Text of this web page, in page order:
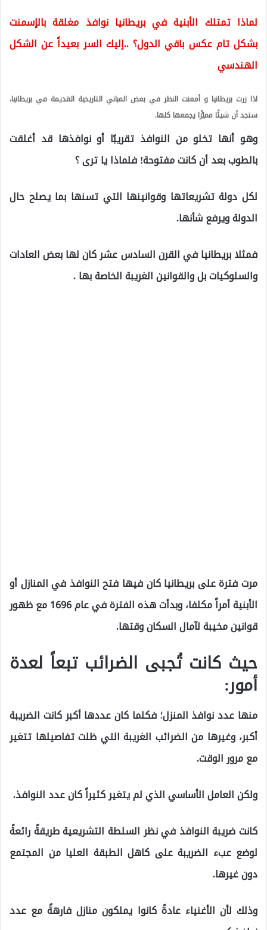
لماذا تمتلك الأبنية في بريطانيا نوافذ مغلقة بالإسمنت
بشكل تام عكس باقي الدول؟ ..إليك السر بعيداً عن الشكل
الهندسي
اذا زرت بريطانيا و أمعنت النظر في بعض المباني التاريخية القديمة في بريطانيا،
ستجد أن شيئًا مميّزًا يجمعها كلها.
وهو أنها تخلو من النوافذ تقريبًا أو نوافذها قد أغلقت
بالطوب بعد أن كانت مفتوحة! فلماذا يا ترى ؟
لكل دولة تشريعاتها وقوانينها التي تسنها بما يصلح حال
الدولة ويرفع شأنها.
فمثلا بريطانيا في القرن السادس عشر كان لها بعض العادات
والسلوكيات بل والقوانين الغريبة الخاصة بها .
مرت فترة على بريطانيا كان فيها فتح النوافذ في المنازل أو
الأبنية أمراً مكلفا، وبدأت هذه الفترة في عام 1696 مع ظهور
قوانين مخيبة لآمال السكان وقتها.
حيث كانت تُجبى الضرائب تبعاً لعدة
أمور:
منها عدد نوافذ المنزل؛ فكلما كان عددها أكبر كانت الضريبة
أكبر، وغيرها من الضرائب الغريبة التي ظلت تفاصيلها تتغير
مع مرور الوقت.
ولكن العامل الأساسي الذي لم يتغير كثيراً كان عدد النوافذ.
كانت ضريبة النوافذ في نظر السلطة التشريعية طريقةً رائعةً
لوضع عبء الضريبة على كاهل الطبقة العليا من المجتمع
دون غيرها.
وذلك لأن الأغنياء عادةً كانوا يملكون منازل فارهةً مع عدد